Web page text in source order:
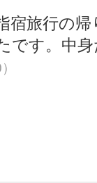
宿旅行の
です。中